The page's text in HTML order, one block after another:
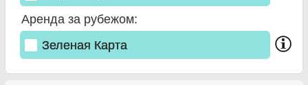
Аренда за рубежом:
Зеленая Карта